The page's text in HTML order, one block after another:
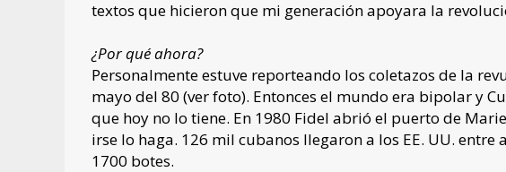
textos que hicieron que mi generación apoyara la
¿Por qué ahora?
Personalmente estuve reporteando los coletazos de la
mayo del 80 (ver foto). Entonces el mundo era bipolar y
que hoy no lo tiene. En 1980 Fidel abrió el puerto de
irse lo haga. 126 mil cubanos llegaron a los EE. UU.
1700 botes.